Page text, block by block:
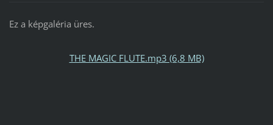
Ez a képgaléria üres.
THE MAGIC FLUTE.mp3 (6,8 MB)